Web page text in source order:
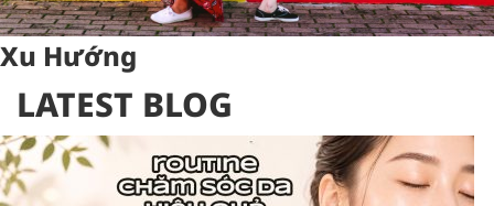
Xu Hướng
LATEST BLOG